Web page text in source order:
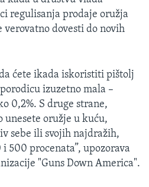
regulisanja prodaje oružja
verovatno dovesti do novih
ćete ikada iskoristiti pištolj
izuzetno mala –
0,2%. S druge strane,
unesete oružje u kuću,
sebe ili svojih najdražih,
500 procenata”, upozorava
"Guns Down America".